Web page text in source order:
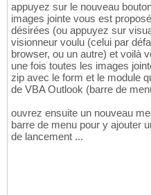
appuyez sur le nouveau
images jointe vous est
désirées (ou appuyez sur
visionneur voulu (celui par
browser, ou un autre) et voilà
une fois toutes les images
zip avec le form et le module
de VBA Outlook (barre de
ouvrez ensuite un nouveau
barre de menu pour y ajouter
de lancement ...